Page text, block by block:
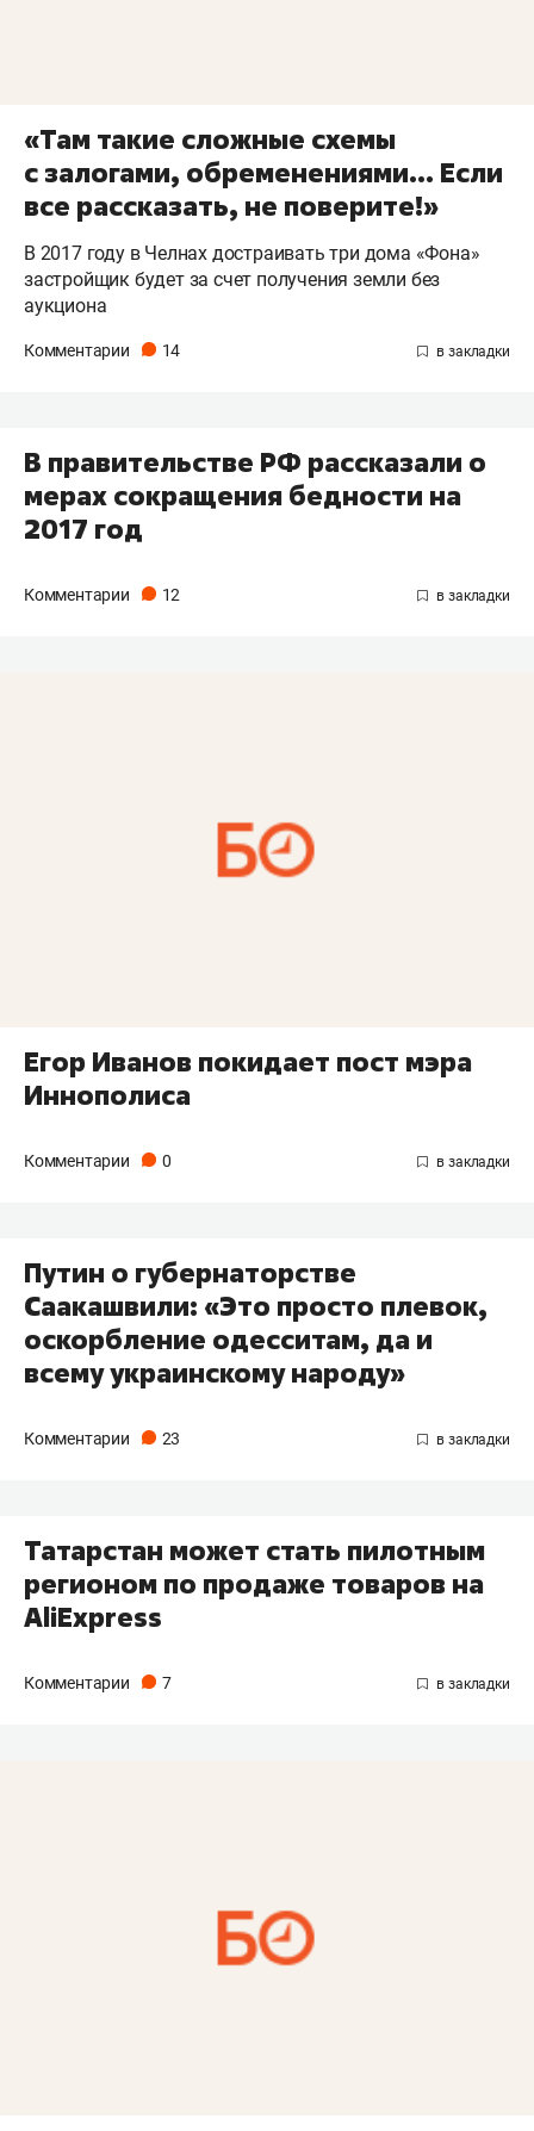
«Там такие сложные схемы
с залогами, обременениями... Если
все рассказать, не поверите!»
В 2017 году в Челнах достраивать три дома «Фона»
застройщик будет за счет получения земли без
аукциона
Комментарии 14
В правительстве РФ рассказали о
мерах сокращения бедности на
2017 год
Комментарии 12
Егор Иванов покидает пост мэра
Иннополиса
Комментарии 0
Путин о губернаторстве
Саакашвили: «Это просто плевок,
оскорбление одесситам, да и
всему украинскому народу»
Комментарии 23
Татарстан может стать пилотным
регионом по продаже товаров на
AliExpress
Комментарии 7